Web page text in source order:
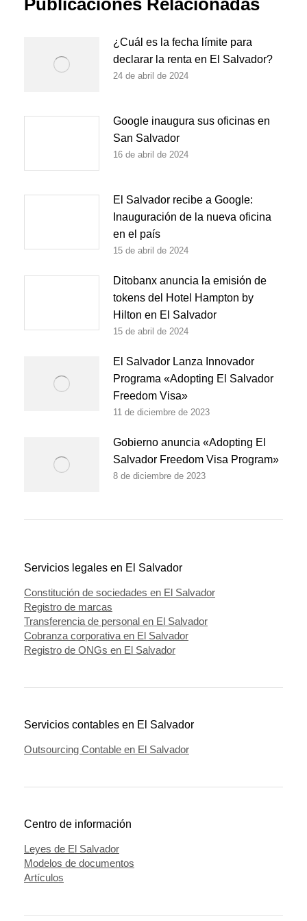
Publicaciones Relacionadas
¿Cuál es la fecha límite para
declarar la renta en El Salvador?
24 de abril de 2024
Google inaugura sus oficinas en
San Salvador
16 de abril de 2024
El Salvador recibe a Google:
Inauguración de la nueva oficina
en el país
15 de abril de 2024
Ditobanx anuncia la emisión de
tokens del Hotel Hampton by
Hilton en El Salvador
15 de abril de 2024
El Salvador Lanza Innovador
Programa «Adopting El Salvador
Freedom Visa»
11 de diciembre de 2023
Gobierno anuncia «Adopting El
Salvador Freedom Visa Program»
8 de diciembre de 2023
Servicios legales en El Salvador
Constitución de sociedades en El Salvador
Registro de marcas
Transferencia de personal en El Salvador
Cobranza corporativa en El Salvador
Registro de ONGs en El Salvador
Servicios contables en El Salvador
Outsourcing Contable en El Salvador
Centro de información
Leyes de El Salvador
Modelos de documentos
Artículos